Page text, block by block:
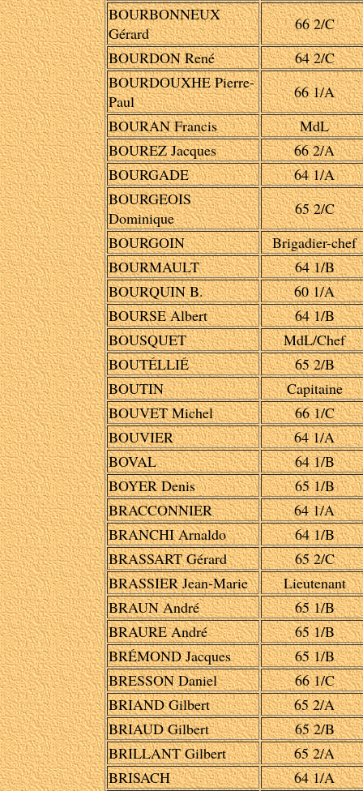
BOURBONNEUX
Gérard
66 2/C
BOURDON René
64 2/C
BOURDOUXHE Pierre-
Paul
66 1/A
BOURAN Francis
MdL
BOUREZ Jacques
66 2/A
BOURGADE
64 1/A
BOURGEOIS
Dominique
65 2/C
BOURGOIN
Brigadier-chef
BOURMAULT
64 1/B
BOURQUIN B.
60 1/A
BOURSE Albert
64 1/B
BOUSQUET
MdL/Chef
BOUTÉLLIÉ
65 2/B
BOUTIN
Capitaine
BOUVET Michel
66 1/C
BOUVIER
64 1/A
BOVAL
64 1/B
BOYER Denis
65 1/B
BRACCONNIER
64 1/A
BRANCHI Arnaldo
64 1/B
BRASSART Gérard
65 2/C
BRASSIER Jean-Marie
Lieutenant
BRAUN André
65 1/B
BRAURE André
65 1/B
BRÉMOND Jacques
65 1/B
BRESSON Daniel
66 1/C
BRIAND Gilbert
65 2/A
BRIAUD Gilbert
65 2/B
BRILLANT Gilbert
65 2/A
BRISACH
64 1/A